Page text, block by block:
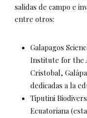
salidas de campo e
entre otros:
Galapagos
Institute for the
Cristobal,
dedicadas a la
Tiputini
Ecuatoriana